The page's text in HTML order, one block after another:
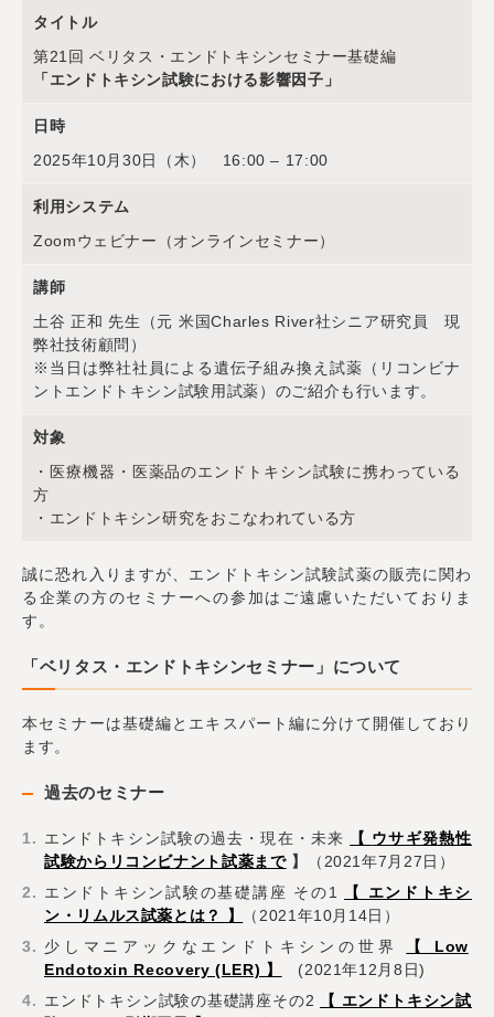
タイトル
第21回 ベリタス・エンドトキシンセミナー基礎編
「エンドトキシン試験における影響因子」
日時
2025年10月30日（木） 16:00 – 17:00
利用システム
Zoomウェビナー（オンラインセミナー）
講師
土谷 正和 先生（元 米国Charles River社シニア研究員 現
弊社技術顧問）
※当日は弊社社員による遺伝子組み換え試薬（リコンビナ
ントエンドトキシン試験用試薬）のご紹介も行います。
対象
・医療機器・医薬品のエンドトキシン試験に携わっている
方
・エンドトキシン研究をおこなわれている方
誠に恐れ入りますが、エンドトキシン試験試薬の販売に関わ
る企業の方のセミナーへの参加はご遠慮いただいておりま
す。
「ベリタス・エンドトキシンセミナー」について
本セミナーは基礎編とエキスパート編に分けて開催しており
ます。
過去のセミナー
エンドトキシン試験の過去・現在・未来 【 ウサギ発熱性
試験からリコンビナント試薬まで】
（2021年7月27日）
エンドトキシン試験の基礎講座 その1
【 エンドトキシ
ン・リムルス試薬とは？ 】
（2021年10月14日）
少しマニアックなエンドトキシンの世界
【 Low
Endotoxin Recovery (LER) 】
(2021年12月8日)
エンドトキシン試験の基礎講座その2
【 エンドトキシン試